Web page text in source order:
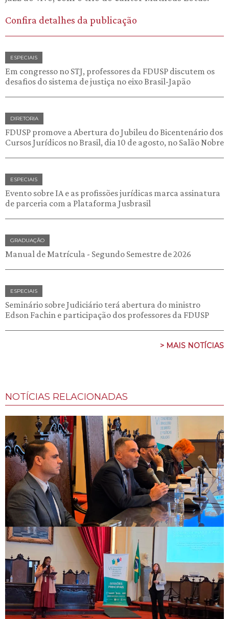
Confira detalhes da publicação
ESPECIAIS
Em congresso no STJ, professores da FDUSP discutem os
desafios do sistema de justiça no eixo Brasil-Japão
DIRETORIA
FDUSP promove a Abertura do Jubileu do Bicentenário dos
Cursos Jurídicos no Brasil, dia 10 de agosto, no Salão Nobre
ESPECIAIS
Evento sobre IA e as profissões jurídicas marca assinatura
de parceria com a Plataforma Jusbrasil
GRADUAÇÃO
Manual de Matrícula - Segundo Semestre de 2026
ESPECIAIS
Seminário sobre Judiciário terá abertura do ministro
Edson Fachin e participação dos professores da FDUSP
> MAIS NOTÍCIAS
NOTÍCIAS RELACIONADAS